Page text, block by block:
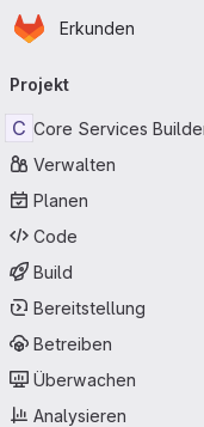
Zum Hauptinhalt springen
StartseiteErkunden
Projekt
C Core Services
Verwalten
Planen
Code
Build
Bereitstellung
Betreiben
Überwachen
Analysieren